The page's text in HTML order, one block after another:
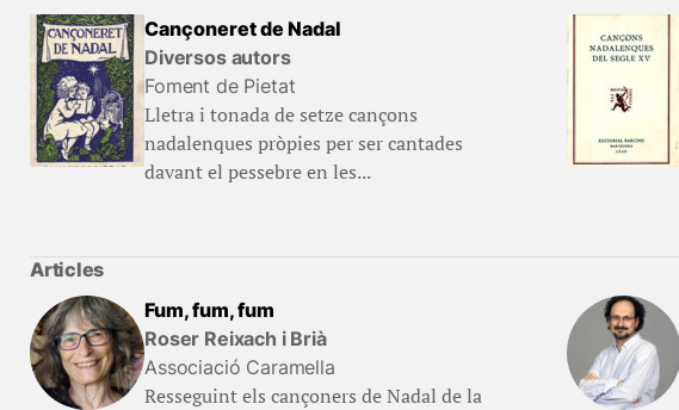
Cançoneret de Nadal
Diversos autors
Foment de Pietat
Lletra i tonada de setze cançons
nadalenques pròpies per ser cantades
davant el pessebre en les...
Articles
Fum, fum, fum
Roser Reixach i Brià
Associació Caramella
Resseguint els cançoners de Nadal de la